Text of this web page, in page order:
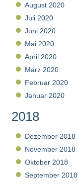
August 2020
Juli 2020
Juni 2020
Mai 2020
April 2020
März 2020
Februar 2020
Januar 2020
2018
Dezember 2018
November 2018
Oktober 2018
September 2018